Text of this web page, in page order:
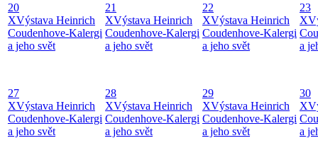
20
XVýstava Heinrich
Coudenhove-Kalergi
a jeho svět
21
XVýstava Heinrich
Coudenhove-Kalergi
a jeho svět
22
XVýstava Heinrich
Coudenhove-Kalergi
a jeho svět
23
X
a
27
XVýstava Heinrich
Coudenhove-Kalergi
a jeho svět
28
XVýstava Heinrich
Coudenhove-Kalergi
a jeho svět
29
XVýstava Heinrich
Coudenhove-Kalergi
a jeho svět
30
X
a